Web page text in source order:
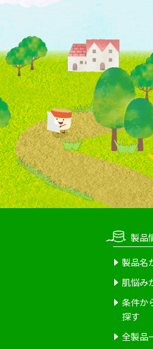
製品
製品名
肌悩み
条件か
探す
全製品